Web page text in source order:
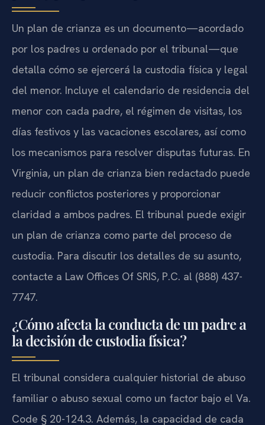
Un plan de crianza es un documento—acordado
por los padres u ordenado por el tribunal—que
detalla cómo se ejercerá la custodia física y legal
del menor. Incluye el calendario de residencia del
menor con cada padre, el régimen de visitas, los
días festivos y las vacaciones escolares, así como
los mecanismos para resolver disputas futuras. En
Virginia, un plan de crianza bien redactado puede
reducir conflictos posteriores y proporcionar
claridad a ambos padres. El tribunal puede exigir
un plan de crianza como parte del proceso de
custodia. Para discutir los detalles de su asunto,
contacte a Law Offices Of SRIS, P.C. al (888) 437-
7747.
¿Cómo afecta la conducta de un padre a
la decisión de custodia física?
El tribunal considera cualquier historial de abuso
familiar o abuso sexual como un factor bajo el Va.
Code § 20-124.3. Además, la capacidad de cada